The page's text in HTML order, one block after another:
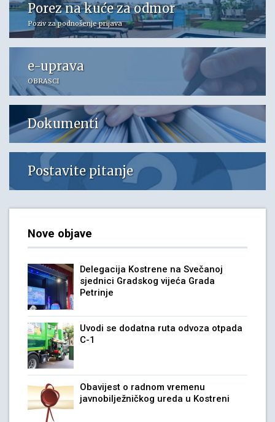
Porez na kuće za odmor
Poziv za podnošenje prijava
e-uprava
OBRASCI
Dokumenti
Postavite pitanje
Nove objave
Delegacija Kostrene na Svečanoj
sjednici Gradskog vijeća Grada
Petrinje
Uvodi se dodatna ruta odvoza otpada
C-1
Obavijest o radnom vremenu
javnobilježničkog ureda u Kostreni